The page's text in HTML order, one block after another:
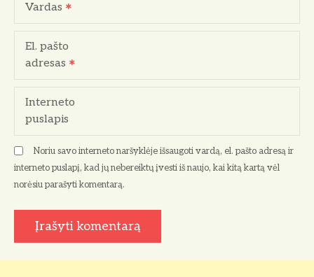
a
š
ų
Vardas
El. pašto
adresas
Interneto
puslapis
Noriu savo interneto naršyklėje išsaugoti vardą, el. pašto adresą ir
interneto puslapį, kad jų nebereiktų įvesti iš naujo, kai kitą kartą vėl
norėsiu parašyti komentarą.